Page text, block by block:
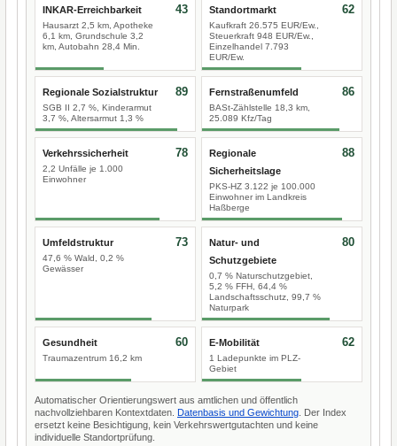
INKAR-Erreichbarkeit
Hausarzt 2,5 km, Apotheke
6,1 km, Grundschule 3,2
km, Autobahn 28,4 Min.
43 Standortmarkt
Kaufkraft 26.575 EUR/Ew.,
Steuerkraft 948 EUR/Ew.,
Einzelhandel 7.793
EUR/Ew.
62
Regionale Sozialstruktur
SGB II 2,7 %, Kinderarmut
3,7 %, Altersarmut 1,3 %
89 Fernstraßenumfeld
BASt-Zählstelle 18,3 km,
25.089 Kfz/Tag
86
Verkehrssicherheit
2,2 Unfälle je 1.000
Einwohner
78
Regionale
Sicherheitslage
PKS-HZ 3.122 je 100.000
Einwohner im Landkreis
Haßberge
88
Umfeldstruktur
47,6 % Wald, 0,2 %
Gewässer
73
Natur- und
Schutzgebiete
0,7 % Naturschutzgebiet,
5,2 % FFH, 64,4 %
Landschaftsschutz, 99,7 %
Naturpark
80
Gesundheit
Traumazentrum 16,2 km
60 E-Mobilität
1 Ladepunkte im PLZ-
Gebiet
62
Automatischer Orientierungswert aus amtlichen und öffentlich
nachvollziehbaren Kontextdaten. Datenbasis und Gewichtung . Der Index
ersetzt keine Besichtigung, kein Verkehrswertgutachten und keine
individuelle Standortprüfung.